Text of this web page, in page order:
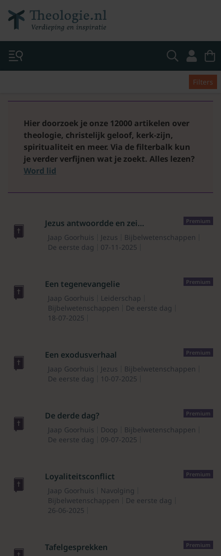
Filters
Hier doorzoek je onze 12000 artikelen over
theologie, christelijk geloof, kerk-zijn,
spiritualiteit en meer. Via de filterbalk kun
je verder verfijnen wat je zoekt. Alles lezen?
Word lid
Premium
Jezus antwoordde en zei…
Jaap Goorhuis Jezus
Bijbelwetenschappen
De eerste dag
07-11-2025
Premium
Een tegenevangelie
Jaap Goorhuis
Leiderschap
Bijbelwetenschappen
De eerste dag
18-07-2025
Premium
Een exodusverhaal
Jaap Goorhuis Jezus
Bijbelwetenschappen
De eerste dag
10-07-2025
Premium
De derde dag?
Jaap Goorhuis Doop
Bijbelwetenschappen
De eerste dag
09-07-2025
Premium
Loyaliteitsconflict
Jaap Goorhuis
Navolging
Bijbelwetenschappen
De eerste dag
26-06-2025
Premium
Tafelgesprekken